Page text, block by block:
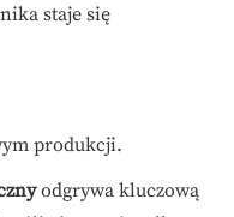
staje się
produkcji.
odgrywa kluczową